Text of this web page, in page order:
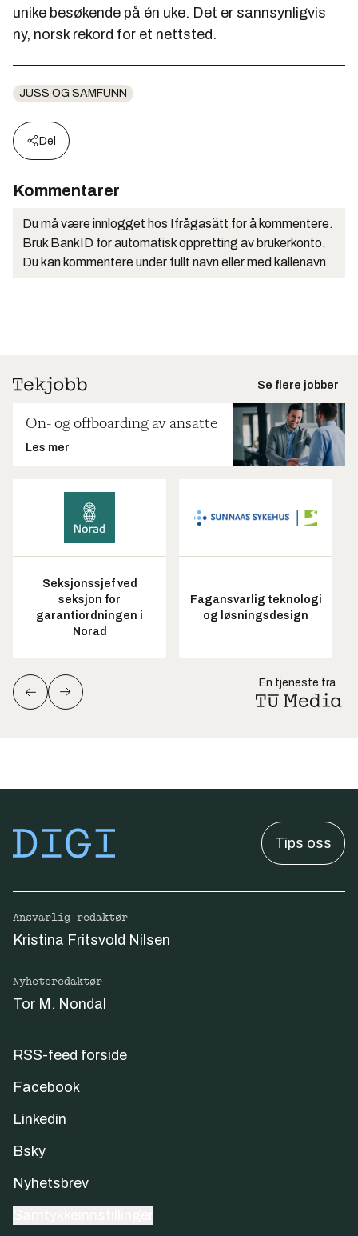
unike besøkende på én uke. Det er sannsynligvis
ny, norsk rekord for et nettsted.
JUSS OG SAMFUNN
Del
Kommentarer
Du må være innlogget hos Ifrågasätt for å kommentere.
Bruk BankID for automatisk oppretting av brukerkonto.
Du kan kommentere under fullt navn eller med kallenavn.
Se flere jobber
On- og offboarding av ansatte
Les mer
Seksjonssjef ved
seksjon for
garantiordningen i
Norad
Fagansvarlig teknologi
og løsningsdesign
En tjeneste fra
Tips oss
Ansvarlig redaktør
Kristina Fritsvold Nilsen
Nyhetsredaktør
Tor M. Nondal
RSS-feed forside
Facebook
Linkedin
Bsky
Nyhetsbrev